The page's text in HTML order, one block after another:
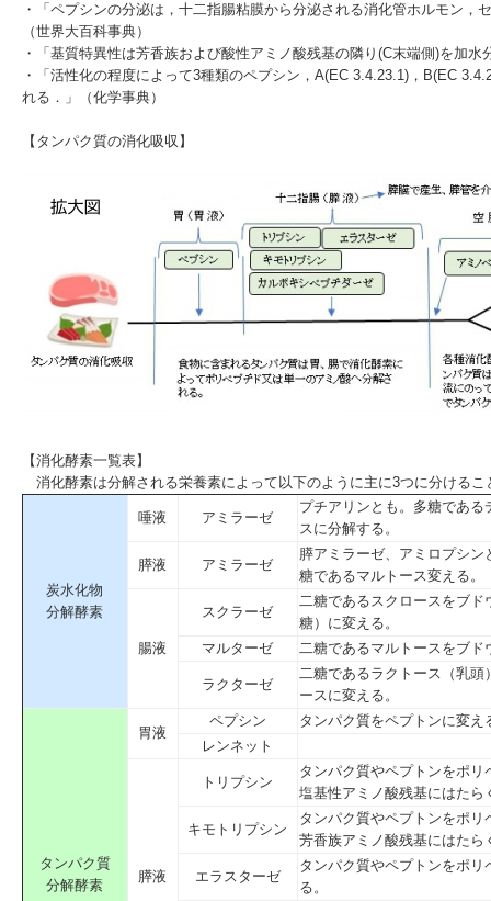
・「ペプシンの分泌は，十二指腸粘膜から分泌される消化管ホルモン，
（世界大百科事典）
・「 基質特異性は芳香族および酸性アミノ酸残基の隣り(C末端側)を加水
・「活性化の程度によって3種類のペプシン，A(EC 3.4.23.1)，B(EC
れる．」（化学事典）
【タンパク質の消化吸収】
【消化酵素一覧表】
消化酵素は分解される栄養素によって以下のように主に3つに分ける
炭水化物
分解酵素
唾液 アミラーゼ
プチアリンとも。多糖である
スに分解する。
膵液 アミラーゼ
膵アミラーゼ、アミロプシン
糖であるマルトース変える。
腸液
スクラーゼ
二糖であるスクロースをブド
糖）に変える。
マルターゼ
二糖であるマルトースをブド
ラクターゼ
二糖であるラクトース（乳頭
ースに変える。
タンパク質
分解酵素
胃液
ペプシン タンパク質をペプトンに変え
レンネット
膵液
トリプシン
タンパク質やペプトンをポリ
塩基性アミノ酸残基にはたら
キモトリプシン
タンパク質やペプトンをポ
芳香族アミノ酸残基にはたら
エラスターゼ
タンパク質やペプトンをポ
る。